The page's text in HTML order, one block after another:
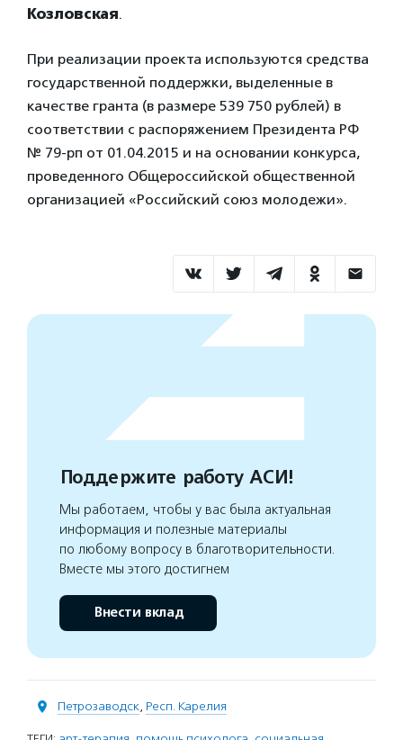
Козловская.
При реализации проекта используются средства
государственной поддержки, выделенные в
качестве гранта (в размере 539 750 рублей) в
соответствии c распоряжением Президента РФ
№ 79-рп от 01.04.2015 и на основании конкурса,
проведенного Общероссийской общественной
организацией «Российский союз молодежи».
Поддержите работу АСИ!
Мы работаем, чтобы у вас была актуальная
информация и полезные материалы
по любому вопросу в благотворительности.
Вместе мы этого достигнем
Внести вклад
Петрозаводск, Респ. Карелия